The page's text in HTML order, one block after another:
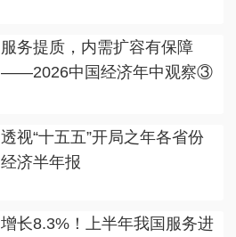
服务提质，内需扩容有保障
——2026中国经济年中观察③
透视“十五五”开局之年各省份
经济半年报
增长8.3%！上半年我国服务进